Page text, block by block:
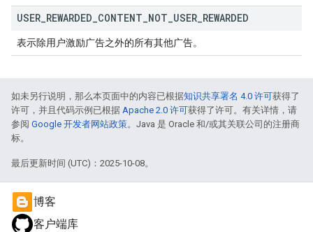
USER REWARDED CONTENT NOT USER REWARDED
表示除用户激励广告之外的所有其他广告。
如未另行说明，那么本页面中的内容已根据知识共享署名 4.0 许可获得了
许可，并且代码示例已根据 Apache 2.0 许可获得了许可。有关详情，请
参阅 Google 开发者网站政策。Java 是 Oracle 和/或其关联公司的注册商
标。
最后更新时间 (UTC)：2025-10-08。
博客
客户端库